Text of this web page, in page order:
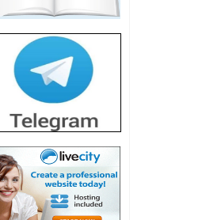
הדומה לזו של "תיק
4000" אך בתחום
הסלולר -
חשיפת מה שלא
רוצים שתדעו בעניין
פריסת אנלימיטד
(בניחוח בלתי נסבל) -
כאן
חשיפה: איוב קרא
אישר לקבוצת סלקום
בדיוק מה שביבי אישר
כאן